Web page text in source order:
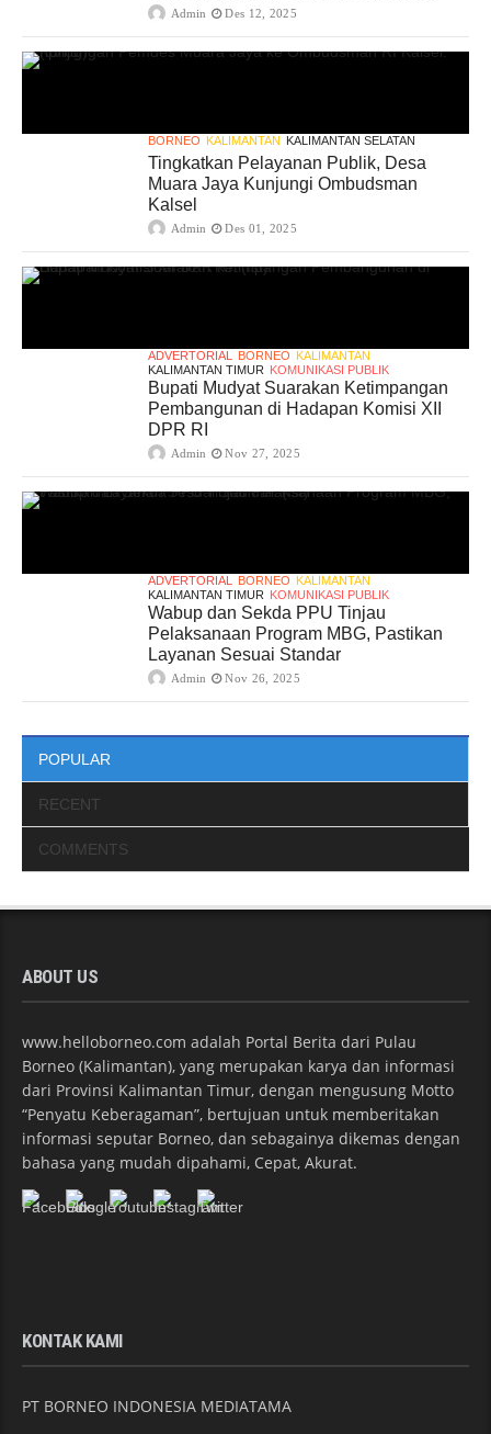
Admin Des 12, 2025
BORNEO KALIMANTAN KALIMANTAN SELATAN
Tingkatkan Pelayanan Publik, Desa
Muara Jaya Kunjungi Ombudsman
Kalsel
Admin Des 01, 2025
ADVERTORIAL BORNEO KALIMANTAN
KALIMANTAN TIMUR KOMUNIKASI PUBLIK
Bupati Mudyat Suarakan Ketimpangan
Pembangunan di Hadapan Komisi XII
DPR RI
Admin Nov 27, 2025
ADVERTORIAL BORNEO KALIMANTAN
KALIMANTAN TIMUR KOMUNIKASI PUBLIK
Wabup dan Sekda PPU Tinjau
Pelaksanaan Program MBG, Pastikan
Layanan Sesuai Standar
Admin Nov 26, 2025
POPULAR
RECENT
COMMENTS
ABOUT US
www.helloborneo.com adalah Portal Berita dari Pulau
Borneo (Kalimantan), yang merupakan karya dan informasi
dari Provinsi Kalimantan Timur, dengan mengusung Motto
“Penyatu Keberagaman”, bertujuan untuk memberitakan
informasi seputar Borneo, dan sebagainya dikemas dengan
bahasa yang mudah dipahami, Cepat, Akurat.
KONTAK KAMI
PT BORNEO INDONESIA MEDIATAMA